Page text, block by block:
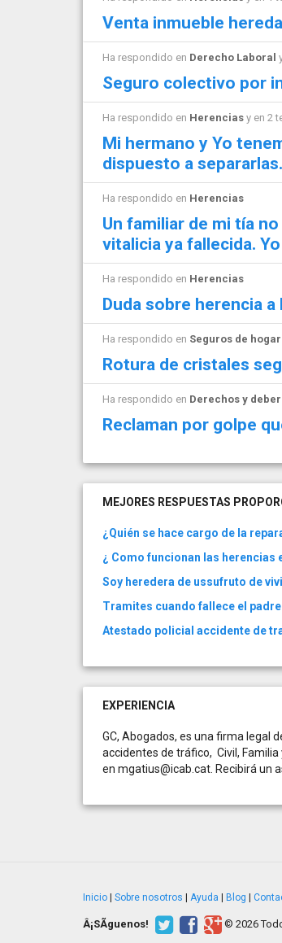
Venta inmueble
Ha respondido en Derecho Laboral
Seguro colectivo por
Ha respondido en Herencias y en 2
Mi hermano y Yo
dispuesto a separarlas.
Ha respondido en Herencias
Un familiar de mi tía
vitalicia ya fallecida.
Ha respondido en Herencias
Duda sobre herencia
Ha respondido en Seguros de hogar
Rotura de cristales
Ha respondido en Derechos y
Reclaman por golpe
MEJORES RESPUESTAS
¿Quién se hace cargo de la
¿ Como funcionan las herencias
Soy heredera de ussufruto de
Tramites cuando fallece el padre
Atestado policial accidente de
EXPERIENCIA
GC, Abogados, es una firma legal
accidentes de tráfico, Civil,
en mgatius@icab.cat . Recibirá
Inicio Sobre nosotros Ayuda Blog
Â¡SÃ­guenos! © 2026